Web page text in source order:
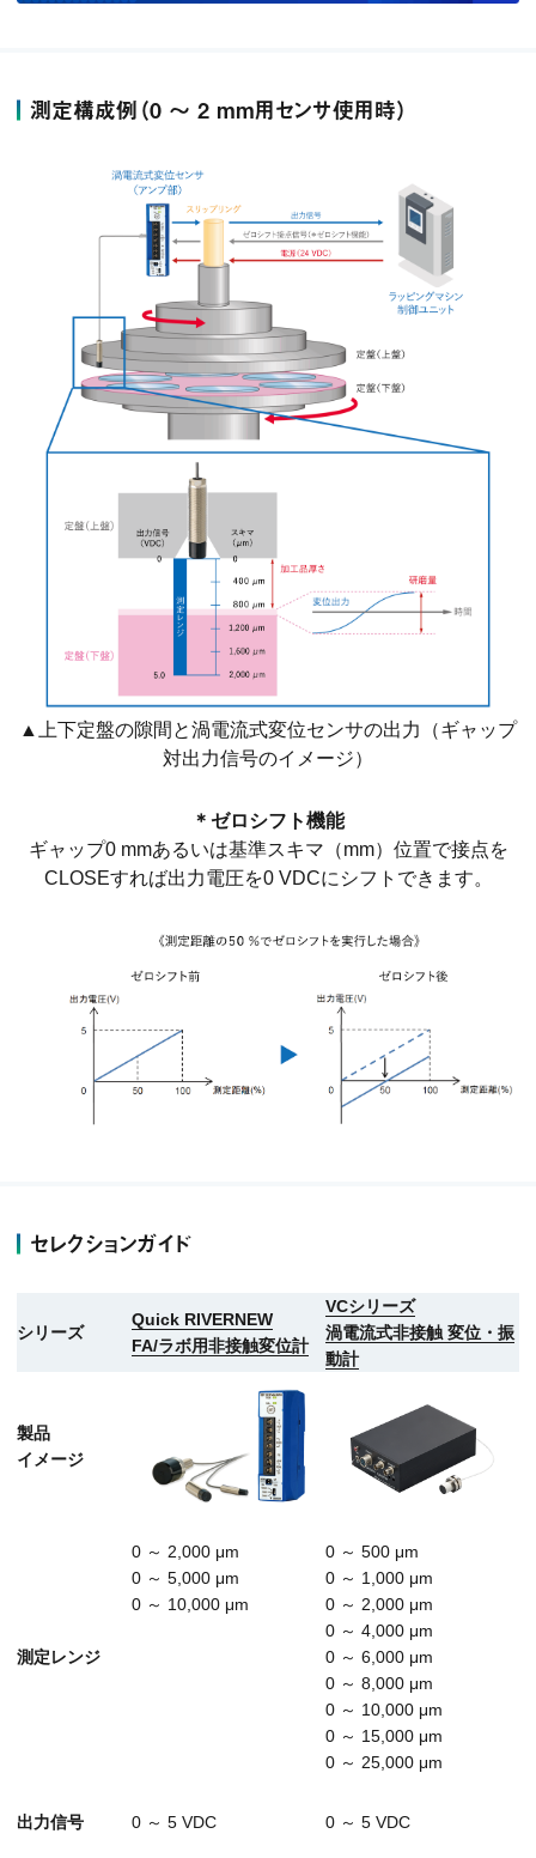
測定構成例（0 ～ 2 mm用センサ使用時）
▲上下定盤の隙間と渦電流式変位センサの出力（ギャップ
対出力信号のイメージ）
＊ゼロシフト機能
ギャップ0 mmあるいは基準スキマ（mm）位置で接点を
CLOSEすれば出力電圧を0 VDCにシフトできます。
セレクションガイド
シリーズ
Quick RIVERNEW
FA/ラボ用非接触変位計
VCシリーズ
渦電流式非接触 変位・振
動計
製品
イメージ
測定レンジ
0 ～ 2,000 μm
0 ～ 5,000 μm
0 ～ 10,000 μm
0 ～ 500 μm
0 ～ 1,000 μm
0 ～ 2,000 μm
0 ～ 4,000 μm
0 ～ 6,000 μm
0 ～ 8,000 μm
0 ～ 10,000 μm
0 ～ 15,000 μm
0 ～ 25,000 μm
出力信号 0 ～ 5 VDC 0 ～ 5 VDC